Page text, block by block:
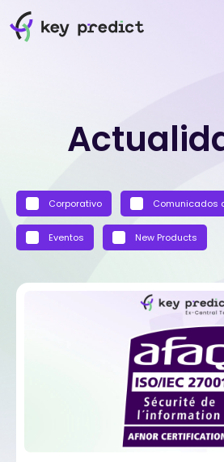
Corporativo Comunicados
Eventos New Products